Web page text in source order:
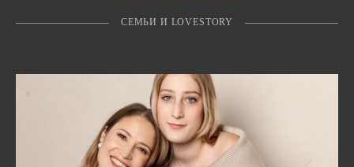
СЕМЬИ И LOVESTORY